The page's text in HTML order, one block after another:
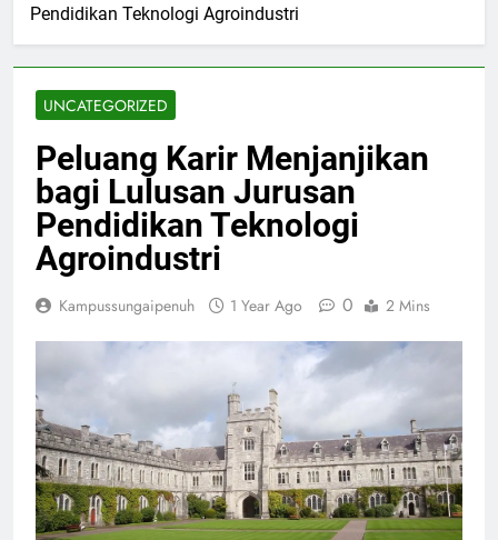
Pendidikan Teknologi Agroindustri
UNCATEGORIZED
Peluang Karir Menjanjikan
bagi Lulusan Jurusan
Pendidikan Teknologi
Agroindustri
Kampussungaipenuh 1 Year Ago 0 2 Mins